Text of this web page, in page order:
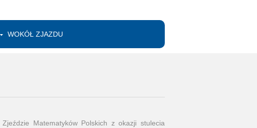
WOKÓŁ ZJAZDU
Matematyków Polskich z okazji stulecia